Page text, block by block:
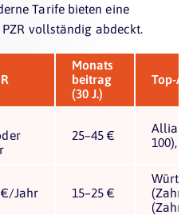
Tarife bieten eine
vollständig abdeckt.
Monats
beitrag
(30 J.)
Top-
25–45 €
100),
€/Jahr 15–25 €